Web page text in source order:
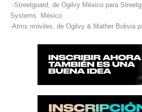
-Streetguard, de Ogilvy México para
Systems. México
-Atms móviles, de Ogilvy & Mather Bolivia